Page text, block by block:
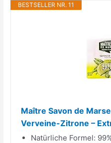
BESTSELLER NR. 11
Maître Savon de
Verveine-Zitrone –
Natürliche Formel: